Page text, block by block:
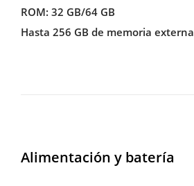
ROM: 32 GB/64 GB
Hasta 256 GB de memoria externa
Alimentación y batería